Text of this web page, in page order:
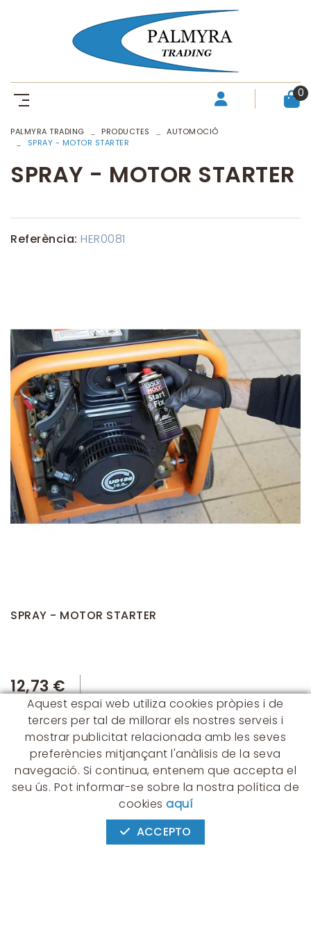
0
PALMYRA TRADING PRODUCTES
AUTOMOCIÓ
SPRAY - MOTOR STARTER
SPRAY - MOTOR STARTER
Referència: HER0081
SPRAY - MOTOR STARTER
12,73 €
CONTACTE
Albert Einstein, 54 - 60 - Nave 3
08940 Cornellà de Llobregat
(BARCELONA)
Aquest espai web utiliza cookies pròpies i de
tercers per tal de millorar els nostres serveis i
mostrar publicitat relacionada amb les seves
preferències mitjançant l'anàlisis de la seva
navegació. Si continua, entenem que accepta el
seu ús. Pot informar-se sobre la nostra política de
cookies aquí
ACCEPTO